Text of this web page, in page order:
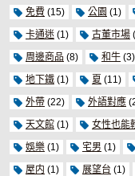
免費 (15) 公園 (1)
卡通迷 (1) 古董市場
周邊商品 (8) 和牛 (3)
地下鐵 (1) 夏 (11)
外帶 (22) 外語對應
天文館 (1) 女性也能
娛樂 (1) 宅男 (1)
屋内 (1) 展望台 (1)